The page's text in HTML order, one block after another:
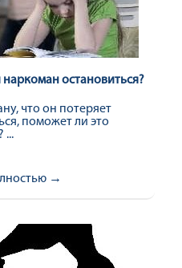
остановиться?
что он потеряет
поможет ли это
...
→